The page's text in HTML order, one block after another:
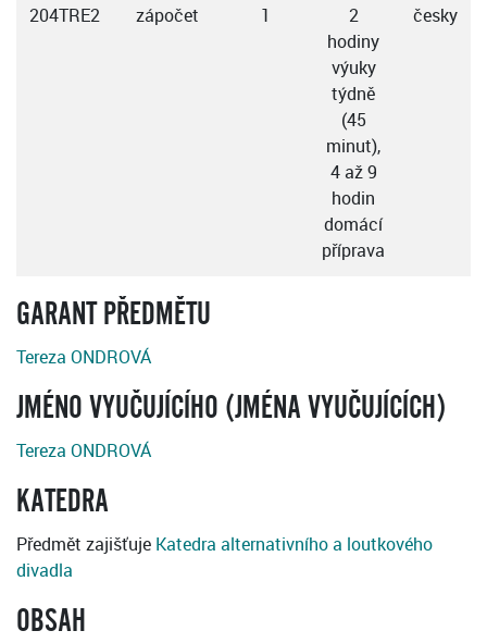
204TRE2 zápočet 1
2
hodiny
výuky
týdně
(45
minut),
4 až 9
hodin
domácí
příprava
česky
GARANT PŘEDMĚTU
Tereza ONDROVÁ
JMÉNO VYUČUJÍCÍHO (JMÉNA VYUČUJÍCÍCH)
Tereza ONDROVÁ
KATEDRA
Předmět zajišťuje Katedra alternativního a loutkového
divadla
OBSAH